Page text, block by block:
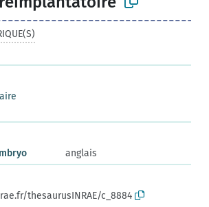
anglais
thesaurusINRAE/c_8884